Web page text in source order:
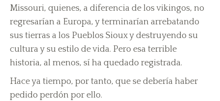
Missouri, quienes, a diferencia de los vikingos, no
regresarían a Europa, y terminarían arrebatando
sus tierras a los Pueblos Sioux y destruyendo su
cultura y su estilo de vida. Pero esa terrible
historia, al menos, sí ha quedado registrada.
Hace ya tiempo, por tanto, que se debería haber
pedido perdón por ello.